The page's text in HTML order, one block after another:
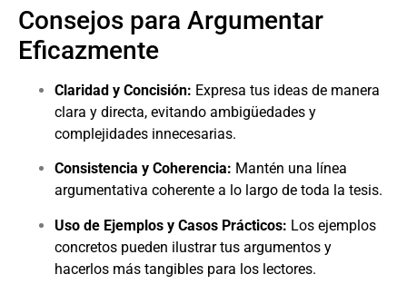
Consejos para Argumentar
Eficazmente
Claridad y Concisión: Expresa tus ideas de manera
clara y directa, evitando ambigüedades y
complejidades innecesarias.
Consistencia y Coherencia: Mantén una línea
argumentativa coherente a lo largo de toda la tesis.
Uso de Ejemplos y Casos Prácticos: Los ejemplos
concretos pueden ilustrar tus argumentos y
hacerlos más tangibles para los lectores.